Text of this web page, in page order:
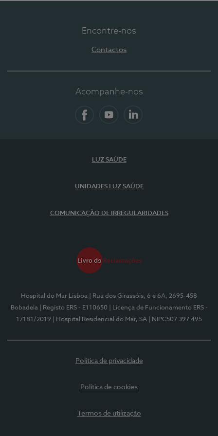
Encontre-nos
Contactos
Acompanhe-nos
LUZ SAÚDE
UNIDADES LUZ SAÚDE
COMUNICAÇÃO DE IRREGULARIDADES
Hospital do Mar Lisboa
| Rua dos Girassóis, 6 e 6A, 2695-458
Bobadela
| Registo ERS - E110650
| Licença de Funcionamento ERS -
17181/2019
| Hospital Residencial do Mar, SA | NIPC507 397 495
Política de privacidade
Política de cookies
Termos de utilização